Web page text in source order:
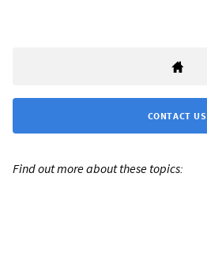
CONTACT US
Find out more about these topics: